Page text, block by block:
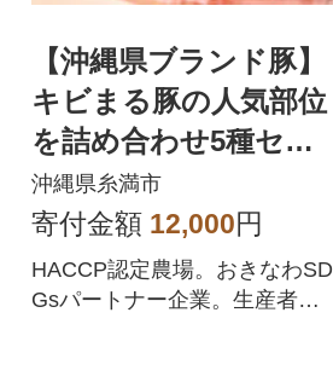
【沖縄県ブランド豚】
キビまる豚の人気部位
を詰め合わせ5種セッ
ト1kg(小分け)
沖縄県糸満市
寄付金額 12,000円
HACCP認定農場。おきなわSD
Gsパートナー企業。生産者が